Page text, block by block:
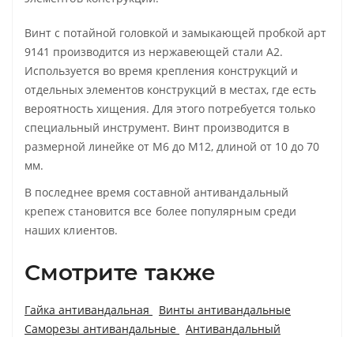
Винт с потайной головкой и замыкающей пробкой арт
9141 производится из нержавеющей стали А2.
Используется во время крепления конструкций и
отдельных элементов конструкций в местах, где есть
вероятность хищения. Для этого потребуется только
специальный инструмент. Винт производится в
размерной линейке от М6 до М12, длиной от 10 до 70
мм.
В последнее время составной антивандальный
крепеж становится все более популярным среди
наших клиентов.
Смотрите также
Гайка антивандальная
Винты антивандальные
Саморезы антивандальные
Антивандальный